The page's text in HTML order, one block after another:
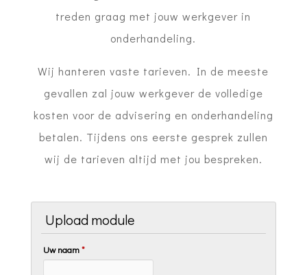
treden graag met jouw werkgever in
onderhandeling.
Wij hanteren vaste tarieven. In de meeste
gevallen zal jouw werkgever de volledige
kosten voor de advisering en onderhandeling
betalen. Tijdens ons eerste gesprek zullen
wij de tarieven altijd met jou bespreken.
Upload module
Uw naam*